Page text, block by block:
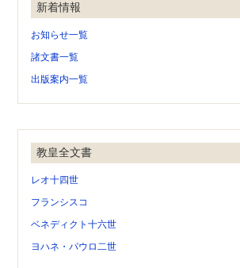
新着情報
お知らせ一覧
諸文書一覧
出版案内一覧
教皇全文書
レオ十四世
フランシスコ
ベネディクト十六世
ヨハネ・パウロ二世